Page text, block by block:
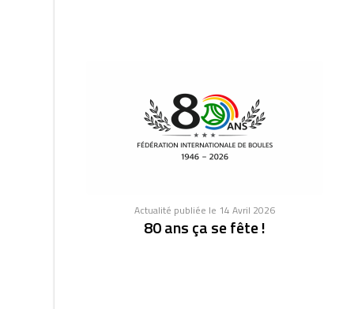
Actualité publiée le 14 Avril 2026
80 ans ça se fête !